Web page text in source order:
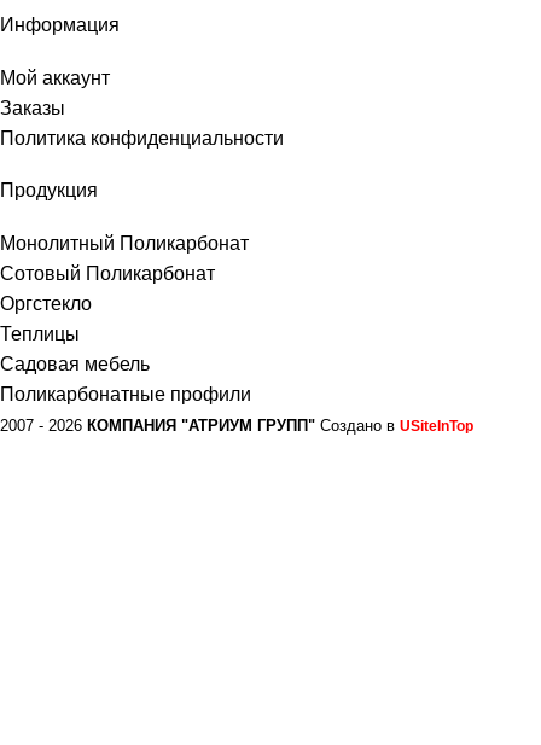
Информация
Мой аккаунт
Заказы
Политика конфиденциальности
Продукция
Монолитный Поликарбонат
Сотовый Поликарбонат
Оргстекло
Теплицы
Садовая мебель
Поликарбонатные профили
2007 - 2026 КОМПАНИЯ "АТРИУМ ГРУПП" Создано в USiteInTop